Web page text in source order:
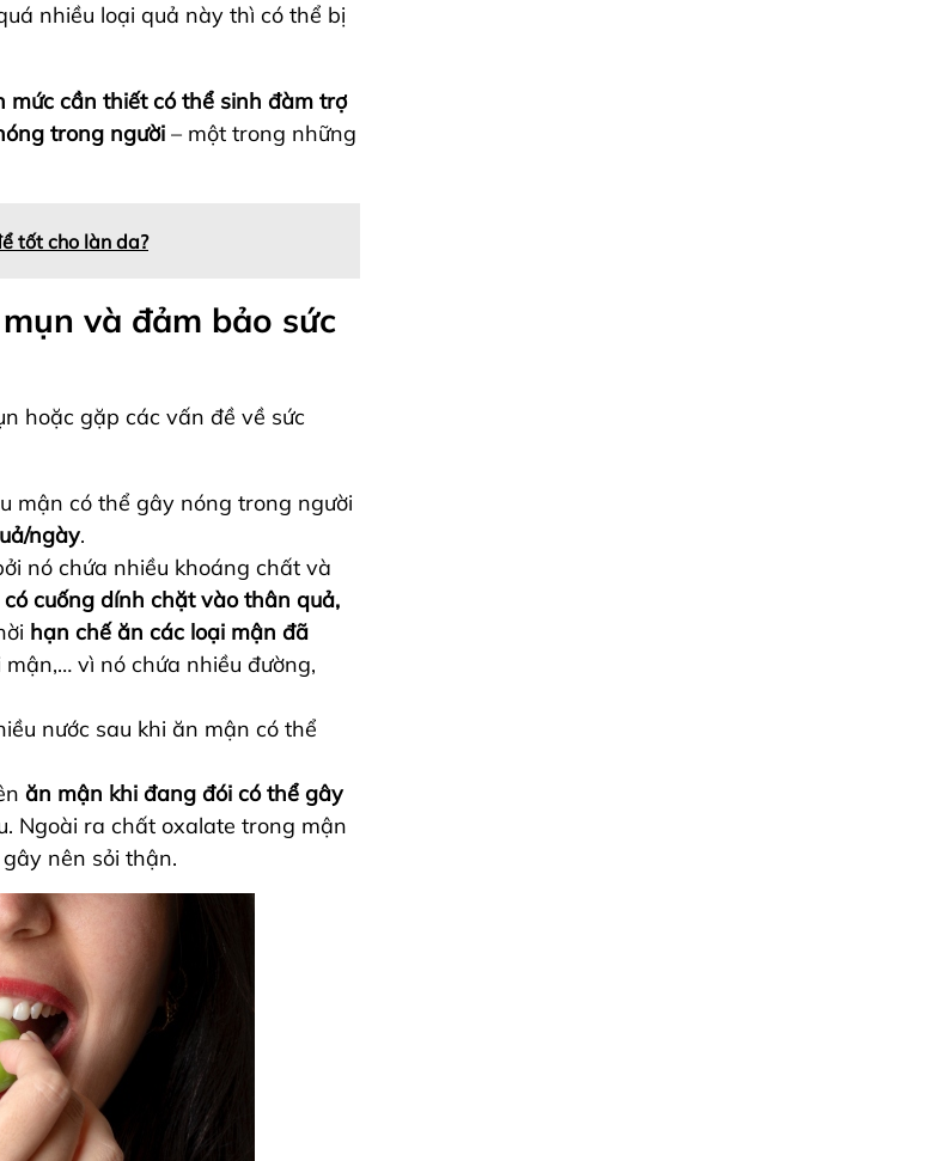
nhiều loại quả này thì có thể bị
mức cần thiết có thể sinh đàm trợ
trong người – một trong những
tốt cho làn da?
và đảm bảo sức
hoặc gặp các vấn đề về sức
mận có thể gây nóng trong người
ngày.
nó chứa nhiều khoáng chất và
cuống dính chặt vào thân quả,
hạn chế ăn các loại mận đã
vì nó chứa nhiều đường,
nước sau khi ăn mận có thể
ăn mận khi đang đói có thể gây
Ngoài ra chất oxalate trong mận
nên sỏi thận.